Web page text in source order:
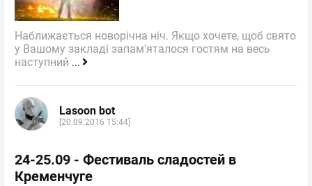
Наближається новорічна ніч. Якщо хочете, щоб свято
у Вашому закладі запам'яталося гостям на весь
наступний ...
Lasoon bot
[20.09.2016 15:44]
24-25.09 - Фестиваль сладостей в
Кременчуге